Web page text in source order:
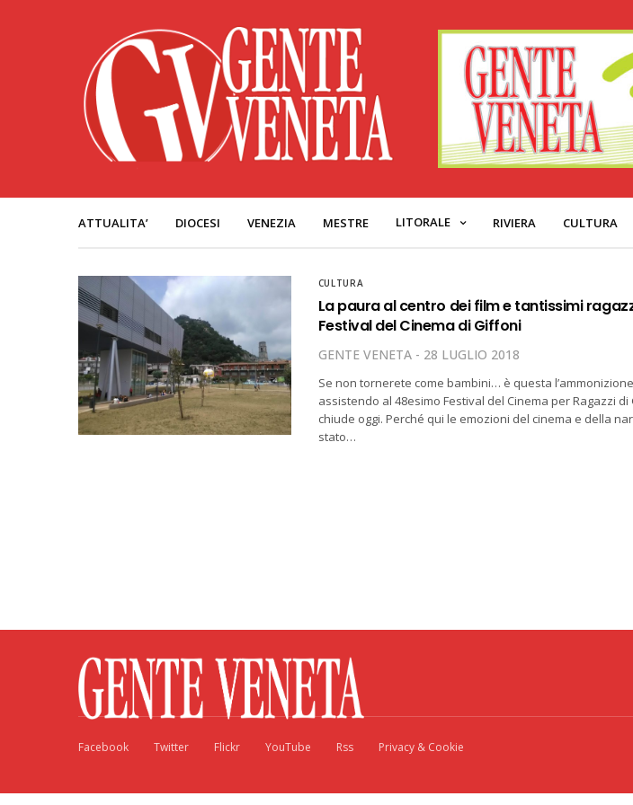
ATTUALITA’ DIOCESI VENEZIA MESTRE LITORALE RIVIERA CULTURA
CULTURA
La paura al centro dei film e tantissimi
Festival del Cinema di Giffoni
GENTE VENETA 28 LUGLIO 2018
Se non tornerete come bambini… è questa
assistendo al 48esimo Festival del Cinema per Ragazzi
chiude oggi. Perché qui le emozioni del cinema e della
stato…
Facebook Twitter Flickr YouTube Rss Privacy & Cookie